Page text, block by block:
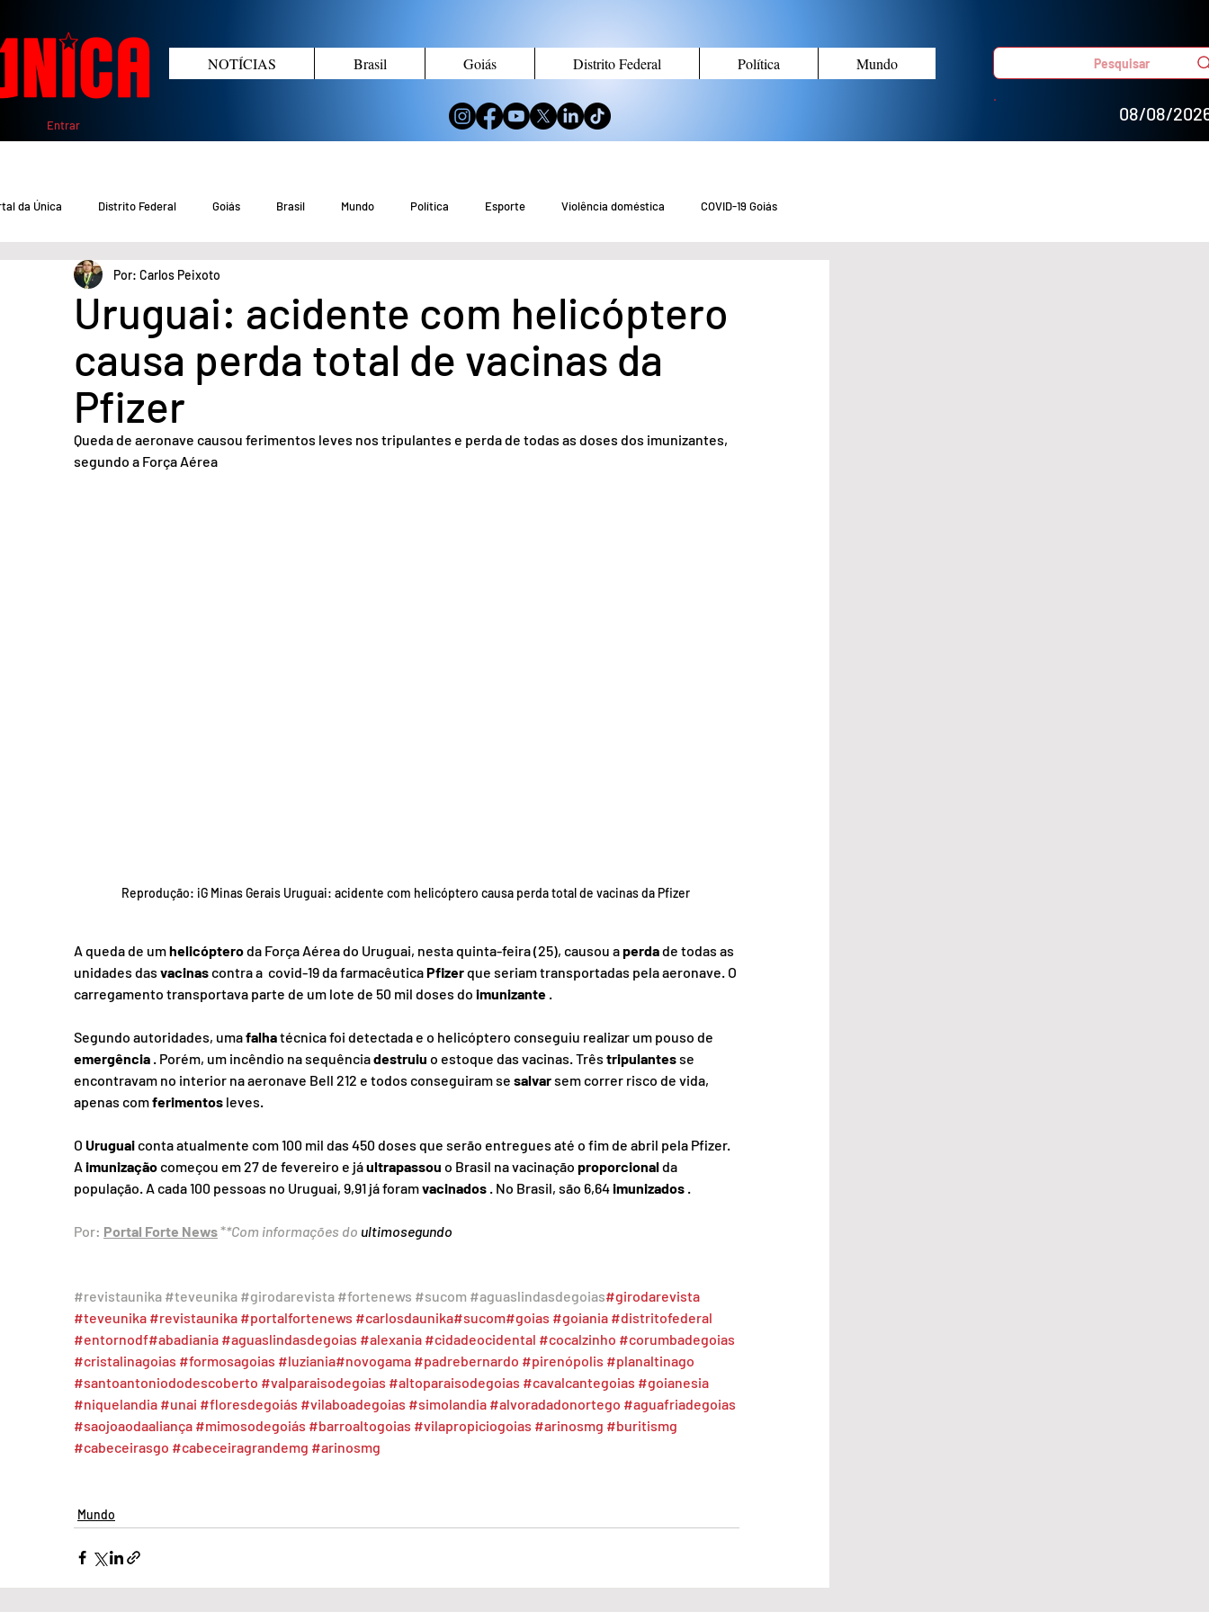
Entrar
NOTÍCIAS Brasil Goiás Distrito Federal Política Mundo Pesquisar
08/08/
da Única Distrito Federal Goiás Brasil Mundo Política Esporte Violência doméstica COVID-19 Goiás
COVID-19 DF COVID-19 Brasil
Educação Meio Ambiente Tecnologia Economia
Acidente em Goiás Acidente no DF
Uruguai: acidente com helicóptero
causa perda total de vacinas da
Pfizer
Por: Carlos Peixoto
Queda de aeronave causou ferimentos leves nos tripulantes e perda de todas as doses dos imunizantes,
segundo a Força Aérea
Reprodução: iG Minas Gerais Uruguai: acidente com helicóptero causa perda total de vacinas da Pfizer
A queda de um helicóptero da Força Aérea do Uruguai, nesta quinta-feira (25), causou a perda de todas as
unidades das vacinas contra a  covid-19 da farmacêutica Pfizer que seriam transportadas pela aeronave. O
carregamento transportava parte de um lote de 50 mil doses do imunizante
Segundo autoridades, uma falha técnica foi detectada e o helicóptero conseguiu realizar um pouso de
emergência . Porém, um incêndio na sequência destruiu o estoque das vacinas. Três tripulantes se
encontravam no interior na aeronave Bell 212 e todos conseguiram se salvar sem correr risco de vida,
apenas com ferimentos leves.
O Uruguai conta atualmente com 100 mil das 450 doses que serão entregues até o fim de abril pela Pfizer.
A imunização começou em 27 de fevereiro e já ultrapassou o Brasil na vacinação proporcional da
população. A cada 100 pessoas no Uruguai, 9,91 já foram vacinados . No Brasil, são 6,64 imunizados
Por: Portal Forte News **Com informações do ultimosegundo
#revistaunika #teveunika #girodarevista #fortenews #sucom #aguaslindasdegoias#girodarevista
#teveunika #revistaunika #portalfortenews #carlosdaunika#sucom#goias #goiania #distritofederal
#entornodf#abadiania #aguaslindasdegoias #alexania #cidadeocidental #cocalzinho #corumbadegoias
#cristalinagoias #formosagoias #luziania#novogama #padrebernardo #pirenópolis #planaltinago
#santoantoniododescoberto #valparaisodegoias #altoparaisodegoias #cavalcantegoias #goianesia
#niquelandia #unai #floresdegoiás #vilaboadegoias #simolandia #alvoradadonortego #aguafriadegoias
#saojoaodaaliança #mimosodegoiás #barroaltogoias #vilapropiciogoias #arinosmg #buritismg
#cabeceirasgo #cabeceiragrandemg #arinosmg
Mundo